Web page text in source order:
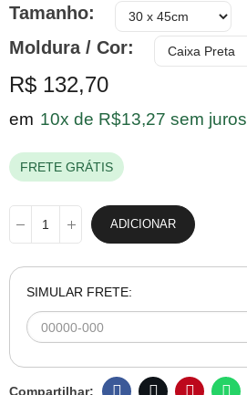
Tamanho
Moldura / Cor
R$ 132,70
em 10x de R$13,27 sem juros
FRETE GRÁTIS
ADICIONAR
SIMULAR FRETE: